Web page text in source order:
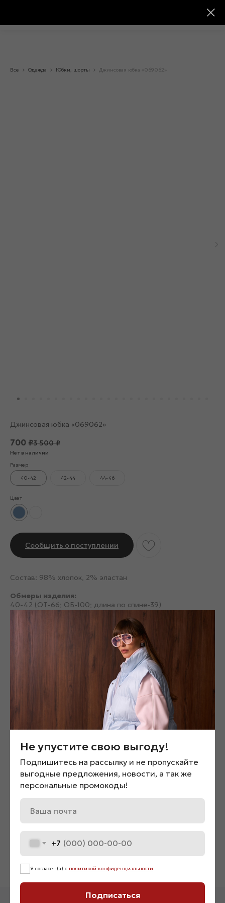
Все Одежда Юбки, шорты Джинсовая юбка «069062»
Джинсовая юбка «069062»
700 ₽3 500 ₽
Нет в наличии
Размер
40-42
42-44 44-46
Цвет
Сообщить о поступлении
Состав: 98% хлопок, 2% эластан
Обмеры изделия:
40-42 (ОТ-66; ОБ-100; длина по спине-39)
42-44 (ОТ-68; ОБ-102; длина по спине-40)
44-46 (ОТ-70; ОБ-104; длина по спине-41)
Футболка «08393»
2 000 ₽
Юбка-мини «01245»
Не упустите свою выгоду!
Подпишитесь на рассылку и не пропускайте
выгодные предложения, новости, а так же
персональные промокоды!
+7
Я согласен(а) с политикой конфиденциальности
Подписаться